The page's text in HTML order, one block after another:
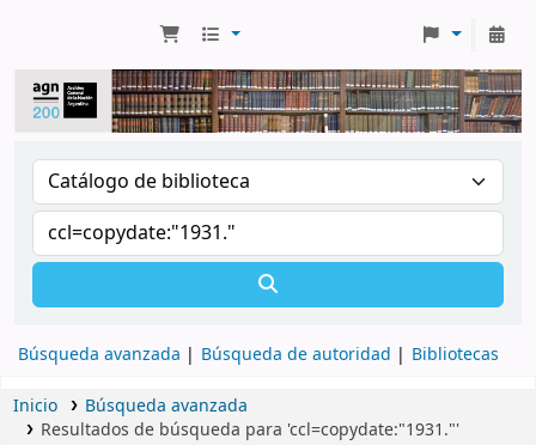
Búsqueda avanzada Búsqueda de autoridad Bibliotecas
Inicio
Búsqueda avanzada
Resultados de búsqueda para 'ccl=copydate:"1931."'